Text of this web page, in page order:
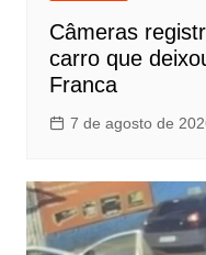
Câmeras
carro que
Franca
7 de agosto de